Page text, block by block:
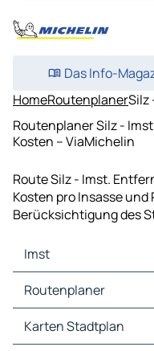
Das Info-
HomeRoutenplanerSilz
Routenplaner Silz -
Kosten – ViaMichelin
Route Silz - Imst.
Kosten pro Insasse
Berücksichtigung des
Imst
Imst Karten Stadtplan
Imst Verkehr
Imst Hotels
Imst Restaurants
Routenplaner
Routenplaner Imst -
Routenplaner Imst -
Karten Stadtplan